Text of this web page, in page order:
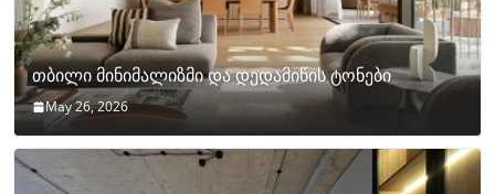
თბილი მინიმალიზმი და დედამიწის ტონები
May 26, 2026